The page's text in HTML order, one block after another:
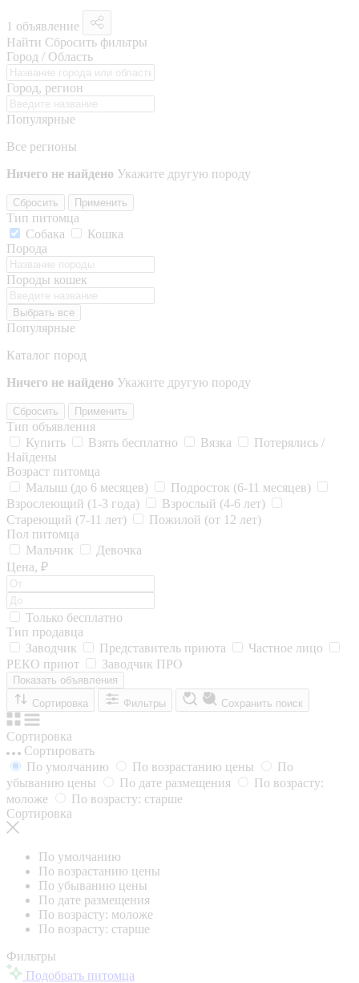
1 объявление
Найти Сбросить фильтры
Город / Область
Город, регион
Популярные
Все регионы
Ничего не найдено Укажите другую породу
Сбросить Применить
Тип питомца
Собака
Кошка
Порода
Породы кошек
Выбрать все
Популярные
Каталог пород
Ничего не найдено Укажите другую породу
Сбросить Применить
Тип объявления
Купить
Взять бесплатно Вязка
Потерялись /
Найдены
Возраст питомца
Малыш (до 6 месяцев)
Подросток (6-11 месяцев)
Взрослеющий (1-3 года)
Взрослый (4-6 лет)
Стареющий (7-11 лет)
Пожилой (от 12 лет)
Пол питомца
Мальчик
Девочка
Цена, ₽
Только бесплатно
Тип продавца
Заводчик
Представитель приюта
Частное лицо
РЕКО приют
Заводчик ПРО
Показать объявления
Сортировка
Фильтры Сохранить поиск
Сортировка
Сортировать
По умолчанию
По возрастанию цены
По
убыванию цены
По дате размещения
По возрасту:
моложе
По возрасту: старше
Сортировка
По умолчанию
По возрастанию цены
По убыванию цены
По дате размещения
По возрасту: моложе
По возрасту: старше
Фильтры
Подобрать питомца